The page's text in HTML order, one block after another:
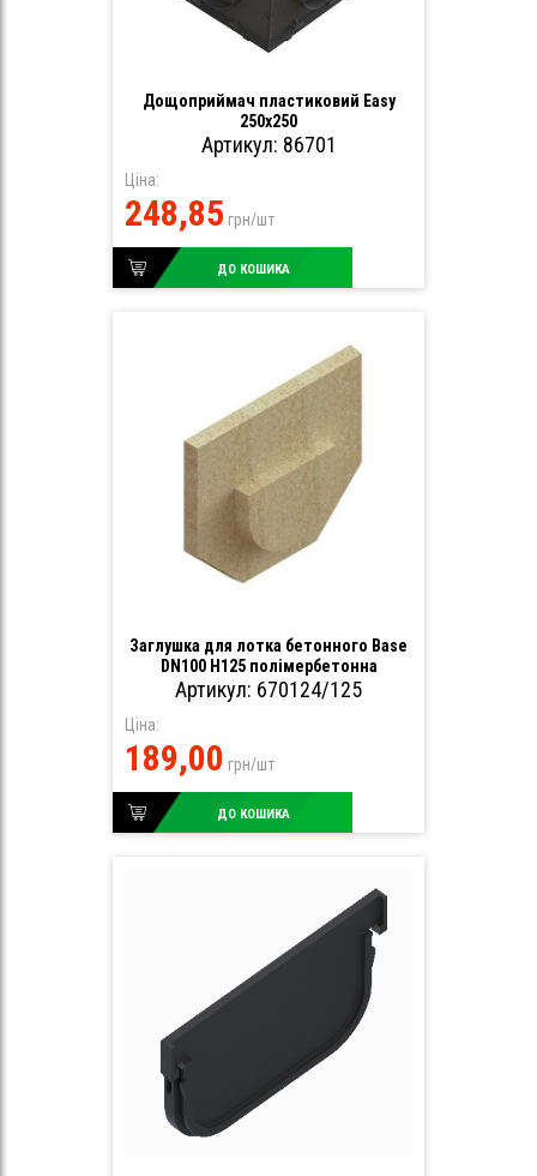
Дощоприймач пластиковий Easy
250х250
Артикул: 86701
Ціна:
248,85 грн/шт
ДО КОШИКА
Заглушка для лотка бетонного Base
DN100 H125 полімербетонна
Артикул: 670124/125
Ціна:
189,00 грн/шт
ДО КОШИКА